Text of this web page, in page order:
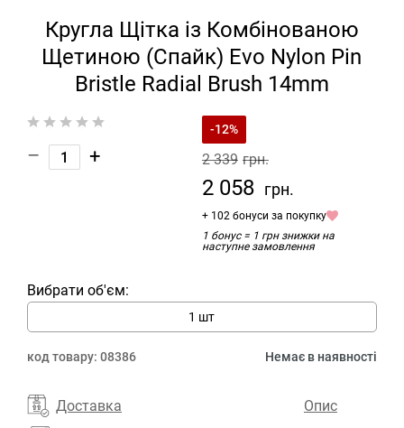
Кругла Щітка із Комбінованою
Щетиною (Спайк) Evo Nylon Pin
Bristle Radial Brush 14mm
– +
-12%
2 339 грн.
2 058 грн.
+ 102 бонуси за покупку
1 бонус = 1 грн знижки на
наступне замовлення
Вибрати об'єм:
1 шт
код товару: 08386 Немає в наявності
Доставка
Опис